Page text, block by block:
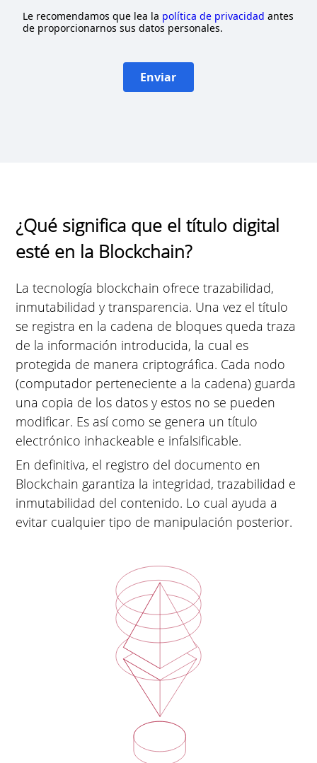
Le recomendamos que lea la política de privacidad antes
de proporcionarnos sus datos personales.
Enviar
¿Qué significa que el título digital
esté en la Blockchain?
La tecnología blockchain ofrece trazabilidad,
inmutabilidad y transparencia. Una vez el título
se registra en la cadena de bloques queda traza
de la información introducida, la cual es
protegida de manera criptográfica. Cada nodo
(computador perteneciente a la cadena) guarda
una copia de los datos y estos no se pueden
modificar. Es así como se genera un título
electrónico inhackeable e infalsificable.
En definitiva, el registro del documento en
Blockchain garantiza la integridad, trazabilidad e
inmutabilidad del contenido. Lo cual ayuda a
evitar cualquier tipo de manipulación posterior.